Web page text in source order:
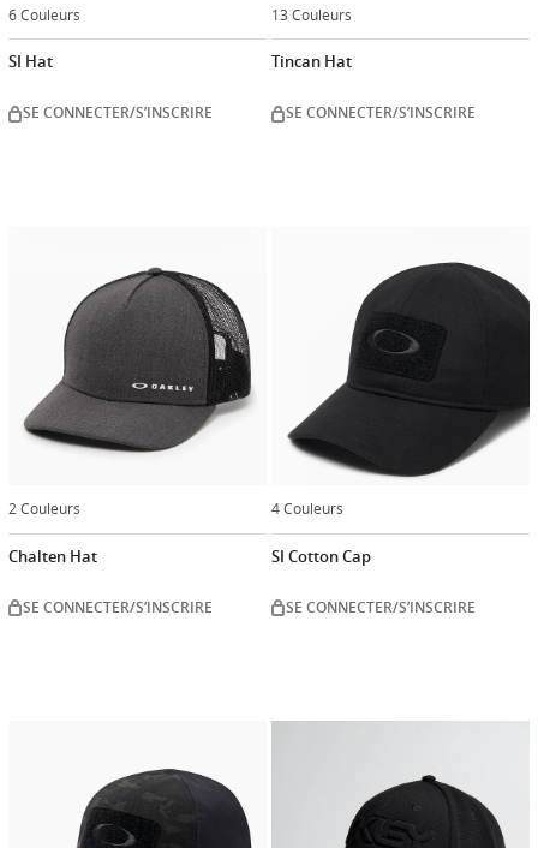
6 Couleurs
SI Hat
SE CONNECTER/S’INSCRIRE
13 Couleurs
Tincan Hat
SE CONNECTER/S’INSCRIRE
2 Couleurs
Chalten Hat
SE CONNECTER/S’INSCRIRE
4 Couleurs
SI Cotton Cap
SE CONNECTER/S’INSCRIRE